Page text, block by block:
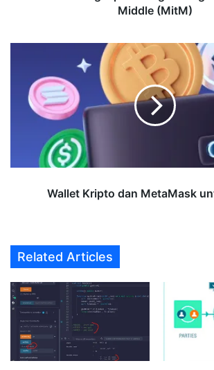
Middle (MitM)
MetaMask
untuk
Wallet Kripto dan MetaMask
Related Articles